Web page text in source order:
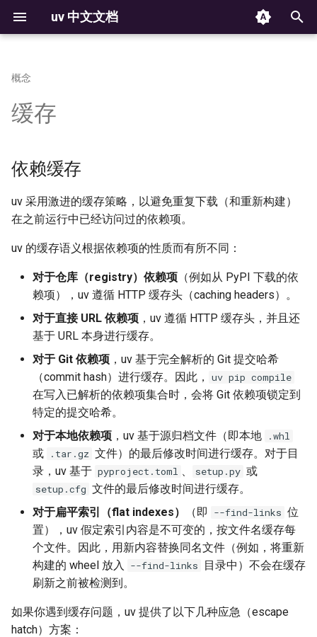
uv 中文文档
入
开
搜
索
Installation
First steps
功能概述
Features
获取帮助
Getting help
Installing Python
Running scripts
工具
Using tools
项目
Working on projects
构建和发布包
Publishing packages
迁移
Migration
集成
GitHub Actions
Pre-commit
PyTorch
Bazel
Google Artifact Registry
AWS CodeArtifact
JFrog Artifactory
Renovate
AWS Lambda
Structure and files
Creating projects
管理依赖
Managing dependencies
运行命令
Running commands
锁定与同步
Locking and syncing
配置
Configuring projects
构建分发版
导出锁文件
Exporting Lockfile
使用工作区
Using workspaces
The auth CLI
HTTP credentials
GIT 认证
Git credentials
TLS 证书
TLS certificates
第三方服务
Third-party services
缓存安全性
清除缓存
缓存目录
缓存版本管理
Using environments
Managing packages
检查环境
Inspecting environments
声明依赖项
Declaring dependencies
锁定环境
Locking environments
与 `pip` 的兼容性
Compatibility with pip
Commands
uv add
uv version
uv sync
uv export
uv format
uv check
uv audit
uv tool
uv pip
环境变量
Environment variables
Storage
安装程序
Installer
排除故障
内部实现
基准测试
政策
python 支持
License
概念
缓存
依赖缓存
uv 采用激进的缓存策略，以避免重复下载（和重新构建）
在之前运行中已经访问过的依赖项。
uv 的缓存语义根据依赖项的性质而有所不同：
对于仓库（registry）依赖项 （例如从 PyPI 下载的依
赖项），uv 遵循 HTTP 缓存头（caching headers）。
对于直接 URL 依赖项 ，uv 遵循 HTTP 缓存头，并且还
基于 URL 本身进行缓存。
对于 Git 依赖项 ，uv 基于完全解析的 Git 提交哈希
（commit hash）进行缓存。因此，
uv pip compile
在写入已解析的依赖项集合时，会将 Git 依赖项锁定到
特定的提交哈希。
对于本地依赖项 ，uv 基于源归档文件（即本地 .whl
或 .tar.gz 文件）的最后修改时间进行缓存。对于目
录，uv 基于 pyproject.toml 、 setup.py 或
setup.cfg 文件的最后修改时间进行缓存。
对于扁平索引（flat indexes）
（即 --find-links 位
置），uv 假定索引内容是不可变的，按文件名缓存每
个文件。因此，用新内容替换同名文件（例如，将重新
构建的 wheel 放入
--find-links
目录中）不会在缓存
刷新之前被检测到。
如果你遇到缓存问题，uv 提供了以下几种应急（escape
hatch）方案：